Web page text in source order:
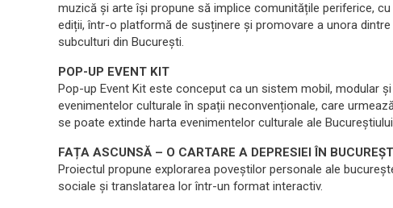
muzică și arte își propune să implice comunitățile periferice,
ediții, într-o platformă de susținere și promovare a unora
subculturi din București.
POP-UP EVENT KIT
Pop-up Event Kit este conceput ca un sistem mobil, modular
evenimentelor culturale în spații neconvenționale, care
se poate extinde harta evenimentelor culturale ale
FAȚA ASCUNSĂ – O CARTARE A DEPRESIEI ÎN
Proiectul propune explorarea poveștilor personale ale
sociale și translatarea lor într-un format interactiv.